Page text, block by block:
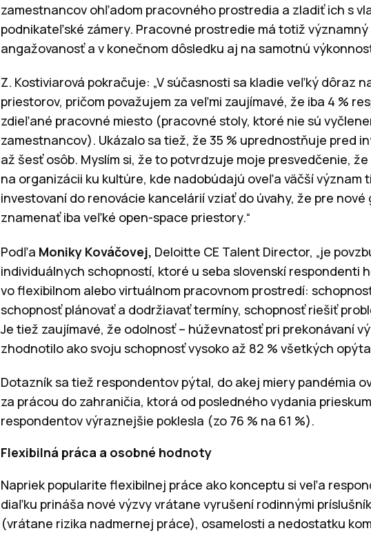
zamestnancov ohľadom pracovného prostredia a zladiť ich s
podnikateľské zámery. Pracovné prostredie má totiž
angažovanosť a v konečnom dôsledku aj na samotnú
Z. Kostiviarová pokračuje: „V súčasnosti sa kladie veľký dôraz
priestorov, pričom považujem za veľmi zaujímavé, že iba 4 %
zdieľané pracovné miesto (pracovné stoly, ktoré nie sú
zamestnancov). Ukázalo sa tiež, že 35 % uprednostňuje pred
až šesť osôb. Myslím si, že to potvrdzuje moje presvedčenie,
na organizácii ku kultúre, kde nadobúdajú oveľa väčší význam
investovaní do renovácie kancelárií vziať do úvahy, že pre
znamenať iba veľké open-space priestory.“
Podľa Moniky Kováčovej, Deloitte CE Talent Director, „je
individuálnych schopností, ktoré u seba slovenskí respondenti
vo flexibilnom alebo virtuálnom pracovnom prostredí:
schopnosť plánovať a dodržiavať termíny, schopnosť riešiť
Je tiež zaujímavé, že odolnosť – húževnatosť pri prekonávaní
zhodnotilo ako svoju schopnosť vysoko až 82 % všetkých
Dotazník sa tiež respondentov pýtal, do akej miery pandémia
za prácou do zahraničia, ktorá od posledného vydania
respondentov výraznejšie poklesla (zo 76 % na 61 %).
Flexibilná práca a osobné hodnoty
Napriek popularite flexibilnej práce ako konceptu si veľa
diaľku prináša nové výzvy vrátane vyrušení rodinnými
(vrátane rizika nadmernej práce), osamelosti a nedostatku